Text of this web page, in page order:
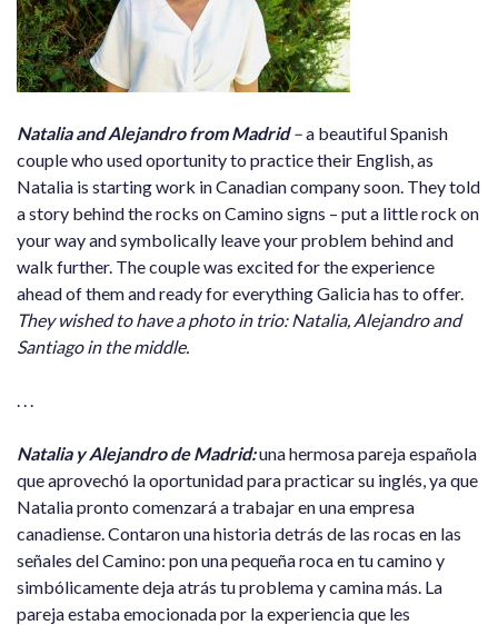
Natalia and Alejandro from Madrid–a beautiful Spanish
couple who used oportunity to practice their English, as
Natalia is starting work in Canadian company soon. They told
a story behind the rocks on Camino signs – put a little rock on
your way and symbolically leave your problem behind and
walk further. The couple was excited for the experience
ahead of them and ready for everything Galicia has to offer.
They wished to have a photo in trio: Natalia, Alejandro and
Santiago in the middle.
Natalia y Alejandro de Madrid:una hermosa pareja española
que aprovechó la oportunidad para practicar su inglés, ya que
Natalia pronto comenzará a trabajar en una empresa
canadiense. Contaron una historia detrás de las rocas en las
señales del Camino: pon una pequeña roca en tu camino y
simbólicamente deja atrás tu problema y camina más. La
pareja estaba emocionada por la experiencia que les